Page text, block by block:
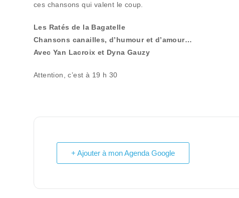
ces chansons qui valent le coup.
Les Ratés de la Bagatelle
Chansons canailles, d’humour et d’amour…
Avec Yan Lacroix et Dyna Gauzy
Attention, c’est à 19 h 30
+ Ajouter à mon Agenda Google